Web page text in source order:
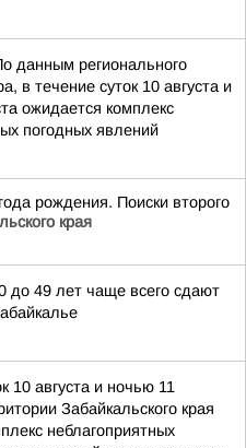
данным регионального
в течение суток 10 августа и
ожидается комплекс
погодных явлений
рождения. Поиски второго
края
49 лет чаще всего сдают
10 августа и ночью 11
Забайкальского края
неблагоприятных